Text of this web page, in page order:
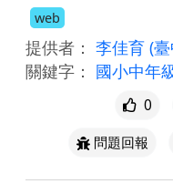
web
提供者： 李佳育 (
關鍵字： 國小中年
0
問題回報